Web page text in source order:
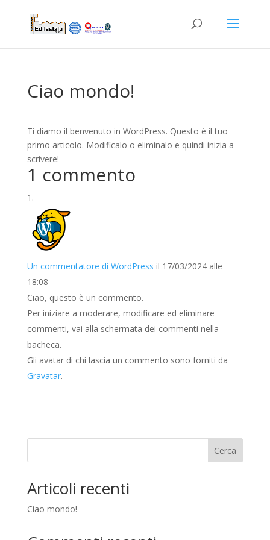
Ciao mondo!
Ti diamo il benvenuto in WordPress. Questo è il tuo
primo articolo. Modificalo o eliminalo e quindi inizia a
scrivere!
1 commento
Un commentatore di WordPress il 17/03/2024 alle
18:08
Ciao, questo è un commento.
Per iniziare a moderare, modificare ed eliminare
commenti, vai alla schermata dei commenti nella
bacheca.
Gli avatar di chi lascia un commento sono forniti da
Gravatar.
Cerca
Articoli recenti
Ciao mondo!